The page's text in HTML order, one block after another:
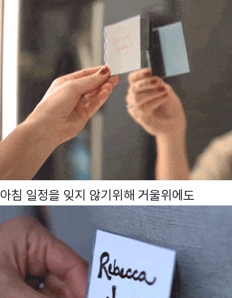
아침 일정을 잊지 않기위해 거울위에도